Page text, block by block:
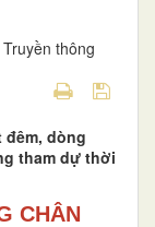
Truyền thông
đêm, dòng
tham dự thời
CHÂN